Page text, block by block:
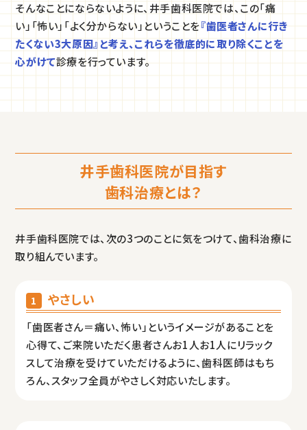
そんなことにならないように、井手歯科医院では、この「痛
い」「怖い」「よく分からない」ということを『歯医者さんに行き
たくない3大原因』と考え、これらを徹底的に取り除くことを
心がけて診療を行っています。
井手歯科医院が目指す
歯科治療とは？
井手歯科医院では、次の3つのことに気をつけて、歯科治療に
取り組んでいます。
1 やさしい
「歯医者さん＝痛い、怖い」というイメージがあることを
心得て、ご来院いただく患者さんお1人お1人にリラック
スして治療を受けていただけるように、歯科医師はもち
ろん、スタッフ全員がやさしく対応いたします。